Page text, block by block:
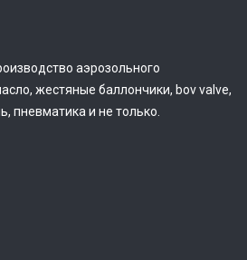
аэрозольного
жестяные баллончики, bov valve,
пневматика и не только.